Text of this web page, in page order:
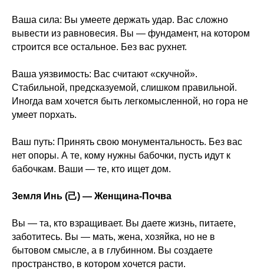
Ваша сила: Вы умеете держать удар. Вас сложно
вывести из равновесия. Вы — фундамент, на котором
строится все остальное. Без вас рухнет.
Ваша уязвимость: Вас считают «скучной».
Стабильной, предсказуемой, слишком правильной.
Иногда вам хочется быть легкомысленной, но гора не
умеет порхать.
Ваш путь: Принять свою монументальность. Без вас
нет опоры. А те, кому нужны бабочки, пусть идут к
бабочкам. Ваши — те, кто ищет дом.
Земля Инь (己) — Женщина-Почва
Вы — та, кто взращивает. Вы даете жизнь, питаете,
заботитесь. Вы — мать, жена, хозяйка, но не в
бытовом смысле, а в глубинном. Вы создаете
пространство, в котором хочется расти.